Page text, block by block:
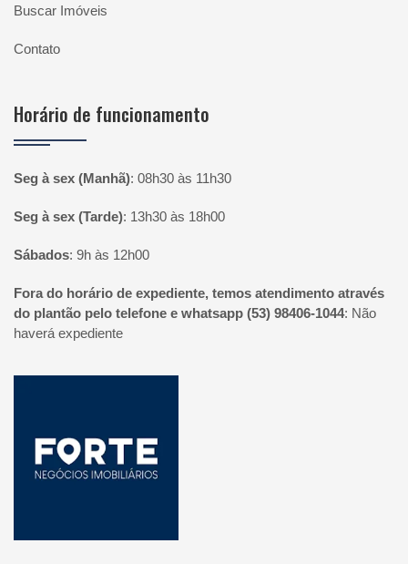
Buscar Imóveis
Contato
Horário de funcionamento
Seg à sex (Manhã): 08h30 às 11h30
Seg à sex (Tarde): 13h30 às 18h00
Sábados: 9h às 12h00
Fora do horário de expediente, temos atendimento através
do plantão pelo telefone e whatsapp (53) 98406-1044: Não
haverá expediente